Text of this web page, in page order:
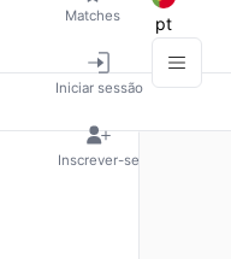
Matches
Iniciar sessão
Inscrever-se
pt